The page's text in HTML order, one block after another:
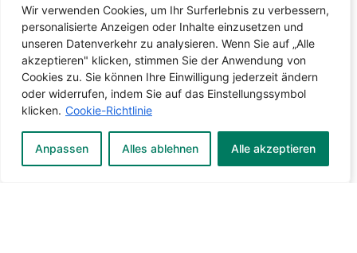
Wir verwenden Cookies, um Ihr Surferlebnis zu verbessern,
personalisierte Anzeigen oder Inhalte einzusetzen und
unseren Datenverkehr zu analysieren. Wenn Sie auf „Alle
akzeptieren" klicken, stimmen Sie der Anwendung von
Cookies zu. Sie können Ihre Einwilligung jederzeit ändern
oder widerrufen, indem Sie auf das Einstellungssymbol
klicken. Cookie-Richtlinie
Anpassen Alles ablehnen Alle akzeptieren